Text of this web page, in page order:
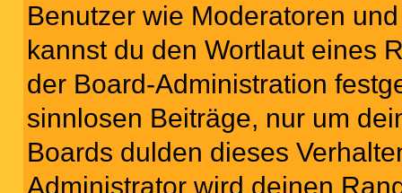
Benutzer wie Moderatoren
kannst du den Wortlaut eines
der Board-Administration
sinnlosen Beiträge, nur um
Boards dulden dieses
Administrator wird deinen